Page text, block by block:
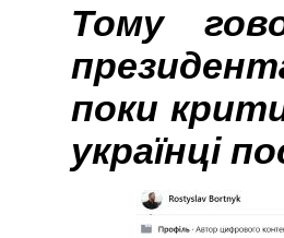
Тому
поки
українці